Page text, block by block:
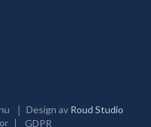
Design av Roud Studio
GDPR